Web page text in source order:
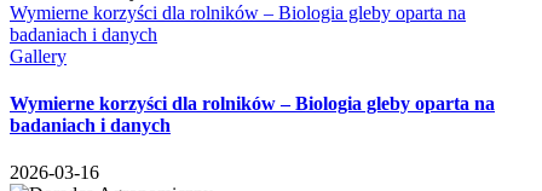
Wymierne korzyści dla rolników – Biologia gleby oparta na
badaniach i danych
Gallery
Wymierne korzyści dla rolników – Biologia gleby oparta na
badaniach i danych
2026-03-16